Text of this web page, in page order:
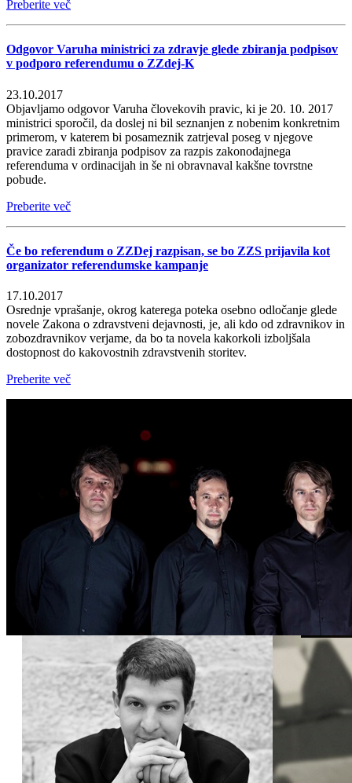
Preberite več
Odgovor Varuha ministrici za zdravje glede zbiranja podpisov
v podporo referendumu o ZZdej-K
23.10.2017
Objavljamo odgovor Varuha človekovih pravic, ki je 20. 10. 2017
ministrici sporočil, da doslej ni bil seznanjen z nobenim konkretnim
primerom, v katerem bi posameznik zatrjeval poseg v njegove
pravice zaradi zbiranja podpisov za razpis zakonodajnega
referenduma v ordinacijah in še ni obravnaval kakšne tovrstne
pobude.
Preberite več
Če bo referendum o ZZDej razpisan, se bo ZZS prijavila kot
organizator referendumske kampanje
17.10.2017
Osrednje vprašanje, okrog katerega poteka osebno odločanje glede
novele Zakona o zdravstveni dejavnosti, je, ali kdo od zdravnikov in
zobozdravnikov verjame, da bo ta novela kakorkoli izboljšala
dostopnost do kakovostnih zdravstvenih storitev.
Preberite več